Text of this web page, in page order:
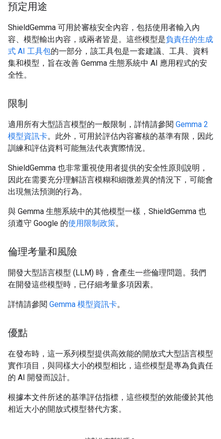
預定用途
ShieldGemma 可用於審核安全內容，包括使用者輸入內
容、模型輸出內容，或兩者皆是。這些模型是負責任的生成
式 AI 工具包的一部分，該工具包是一套建議、工具、資料
集和模型，旨在改善 Gemma 生態系統中 AI 應用程式的安
全性。
限制
適用所有大型語言模型的一般限制，詳情請參閱 Gemma 2
模型資訊卡。此外，可用於評估內容審核的基準有限，因此
訓練和評估資料可能無法代表實際情況。
ShieldGemma 也非常重視使用者提供的安全性原則說明，
因此在需要充分理解語言模糊和細微差異的情況下，可能會
出現無法預測的行為。
與 Gemma 生態系統中的其他模型一樣，ShieldGemma 也
須遵守 Google 的使用限制政策。
倫理考量和風險
開發大型語言模型 (LLM) 時，會產生一些倫理問題。我們
在開發這些模型時，已仔細考量多項因素。
詳情請參閱 Gemma 模型資訊卡。
優點
在發布時，這一系列模型提供高效能的開放式大型語言模型
實作項目，與同樣大小的模型相比，這些模型是專為負責任
的 AI 開發而設計。
根據本文件所述的基準評估指標，這些模型的效能優於其他
相近大小的開放式模型替代方案。